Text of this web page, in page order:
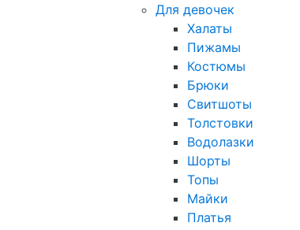
Для девочек
Халаты
Пижамы
Костюмы
Брюки
Свитшоты
Толстовки
Водолазки
Шорты
Топы
Майки
Платья